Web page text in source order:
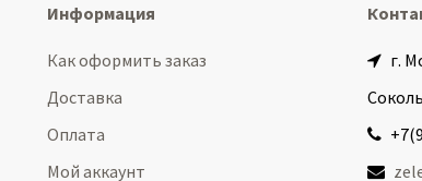
Информация
Как оформить заказ
Доставка
Оплата
Мой аккаунт
г.